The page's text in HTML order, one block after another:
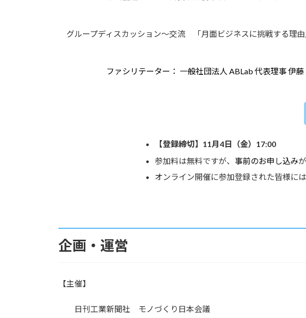
グループディスカッション～交流 「月面ビジネスに挑戦する理由
ファシリテーター： 一般社団法人 ABLab 代表理事 伊藤
【登録締切】11月4日（金）17:00
参加料は無料ですが、 事前のお申し込み
オンライン開催に参加登録された皆様に
企画・運営
【主催】
日刊工業新聞社 モノづくり日本会議